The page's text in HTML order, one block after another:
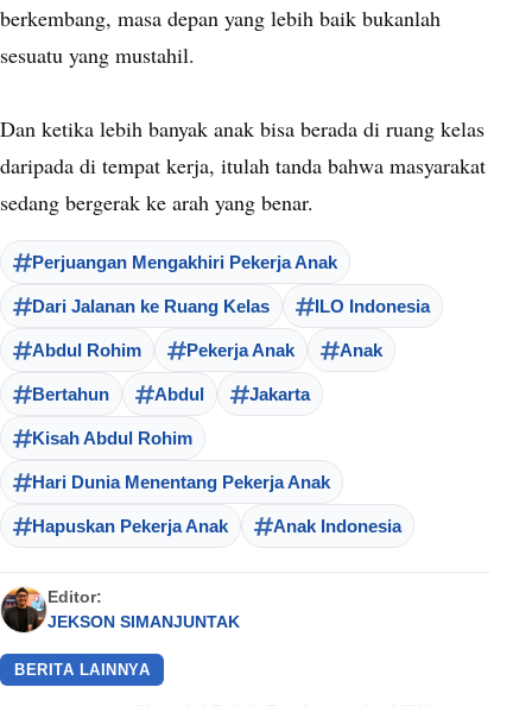
berkembang, masa depan yang lebih baik bukanlah
sesuatu yang mustahil.
Dan ketika lebih banyak anak bisa berada di ruang kelas
daripada di tempat kerja, itulah tanda bahwa masyarakat
sedang bergerak ke arah yang benar.
Perjuangan Mengakhiri Pekerja Anak
Dari Jalanan ke Ruang Kelas ILO Indonesia
Abdul Rohim Pekerja Anak Anak
Bertahun Abdul Jakarta
Kisah Abdul Rohim
Hari Dunia Menentang Pekerja Anak
Hapuskan Pekerja Anak Anak Indonesia
Editor:
JEKSON SIMANJUNTAK
BERITA LAINNYA